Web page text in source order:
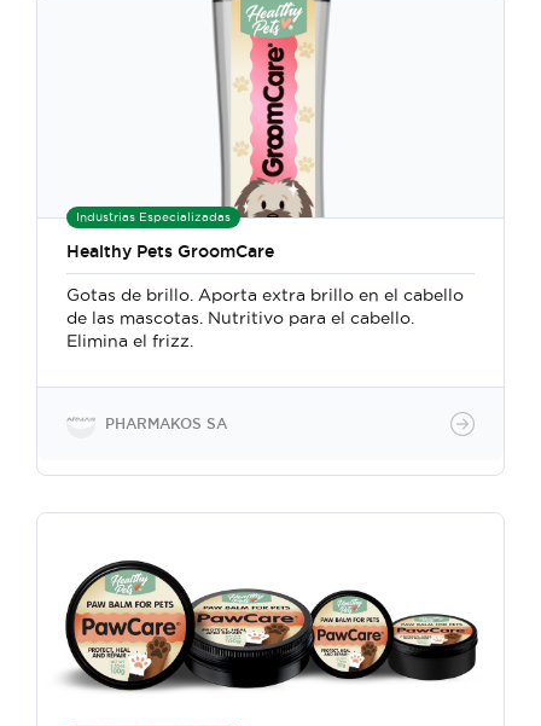
Industrias Especializadas
Healthy Pets GroomCare
Gotas de brillo. Aporta extra brillo en el cabello
de las mascotas. Nutritivo para el cabello.
Elimina el frizz.
PHARMAKOS SA